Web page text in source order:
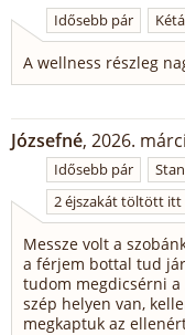
Idősebb pár
A wellness részleg
Józsefné, 2026.
Idősebb pár
2 éjszakát töltött itt
Messze volt a
a férjem bottal tud
tudom megdicsérni a
szép helyen van,
megkaptuk az